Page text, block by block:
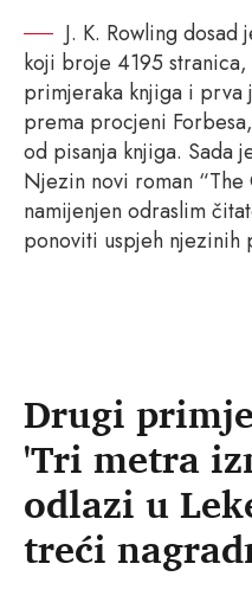
J. K. Rowling dosad
koji broje 4195
primjeraka knjiga i prva
prema procjeni
od pisanja knjiga. Sada
Njezin novi roman “The
namijenjen odraslim
ponoviti uspjeh njezinih
Drugi
'Tri metra
odlazi u
treći